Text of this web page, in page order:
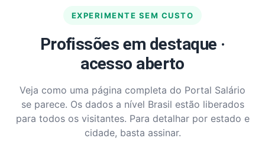
EXPERIMENTE SEM CUSTO
Profissões em destaque ·
acesso aberto
Veja como uma página completa do Portal Salário
se parece. Os dados a nível Brasil estão liberados
para todos os visitantes. Para detalhar por estado e
cidade, basta assinar.